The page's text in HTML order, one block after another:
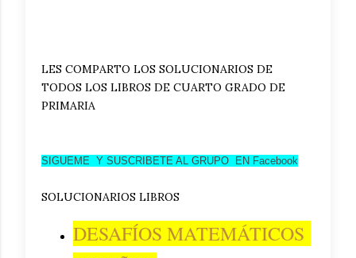
LES COMPARTO LOS SOLUCIONARIOS DE
TODOS LOS LIBROS DE CUARTO GRADO DE
PRIMARIA
SIGUEME Y SUSCRIBETE AL GRUPO EN Facebook
SOLUCIONARIOS LIBROS
DESAFÍOS MATEMÁTICOS